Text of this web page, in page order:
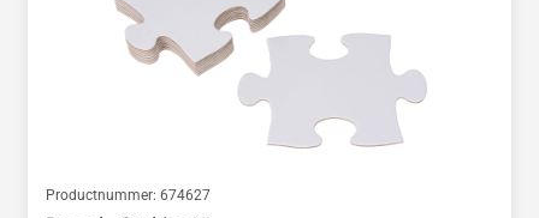
Productnummer: 674627